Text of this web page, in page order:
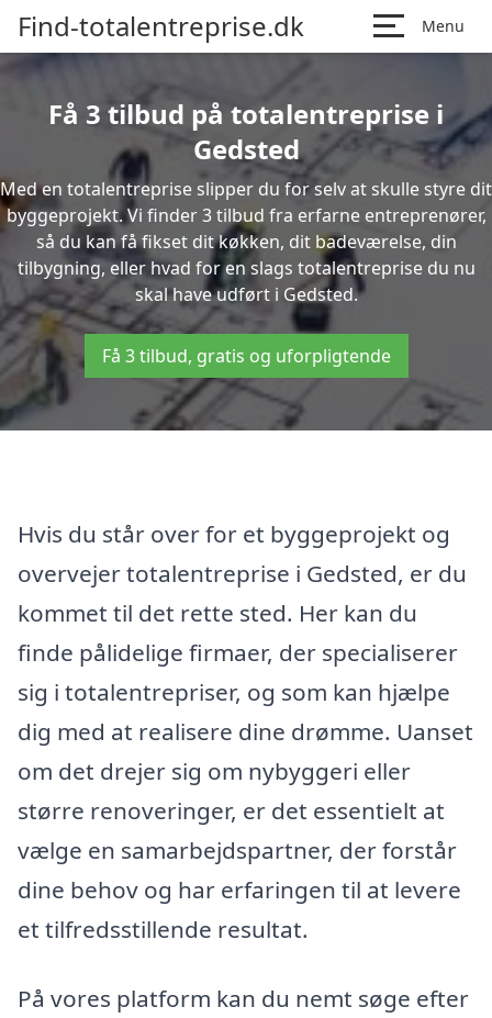
Find-totalentreprise.dk Menu
Få 3 tilbud på totalentreprise i
Gedsted
Med en totalentreprise slipper du for selv at skulle styre dit
byggeprojekt. Vi finder 3 tilbud fra erfarne entreprenører,
så du kan få fikset dit køkken, dit badeværelse, din
tilbygning, eller hvad for en slags totalentreprise du nu
skal have udført i Gedsted.
Få 3 tilbud, gratis og uforpligtende
Hvis du står over for et byggeprojekt og
overvejer totalentreprise i Gedsted, er du
kommet til det rette sted. Her kan du
finde pålidelige firmaer, der specialiserer
sig i totalentrepriser, og som kan hjælpe
dig med at realisere dine drømme. Uanset
om det drejer sig om nybyggeri eller
større renoveringer, er det essentielt at
vælge en samarbejdspartner, der forstår
dine behov og har erfaringen til at levere
et tilfredsstillende resultat.
På vores platform kan du nemt søge efter